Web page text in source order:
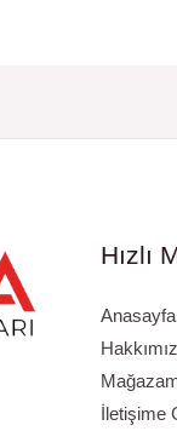
Hızlı
Anasayfa
İletişime